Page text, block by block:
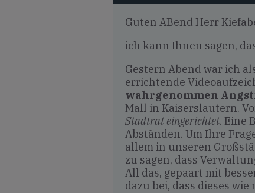
Guten ABend Herr
ich kann Ihnen sagen,
Gestern Abend war ich
errichtende
wahrgenommen
Mall in Kaiserslautern.
Stadtrat eingerichtet. Eine
Abständen. Um Ihre
allem in unseren
zu sagen, dass
All das, gepaart mit
dazu bei, dass dieses